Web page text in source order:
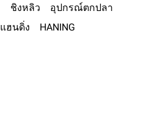
ชิงหลิว
อุปกรณ์ตกปลา
แฮนดิ่ง HANING